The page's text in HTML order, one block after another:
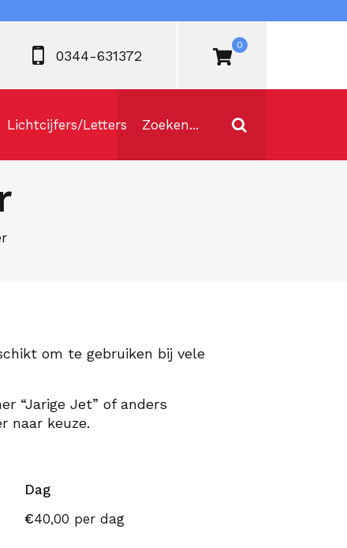
0344-631372
0
Lichtcijfers/Letters
om te gebruiken bij vele
“Jarige Jet” of anders
naar keuze.
Dag
€40,00 per dag